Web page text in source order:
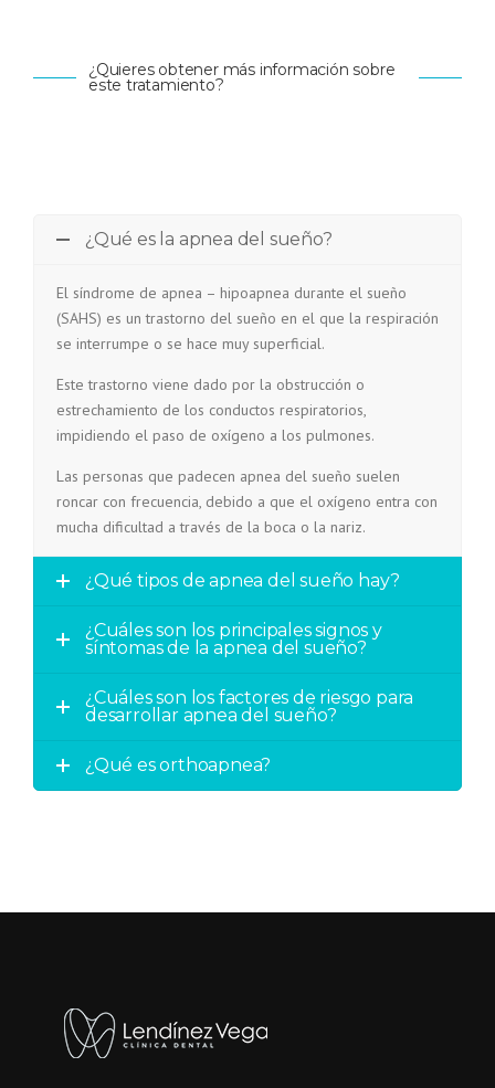
¿Quieres obtener más información sobre
este tratamiento?
¿Qué es la apnea del sueño?
El síndrome de apnea – hipoapnea durante el sueño
(SAHS) es un trastorno del sueño en el que la respiración
se interrumpe o se hace muy superficial.
Este trastorno viene dado por la obstrucción o
estrechamiento de los conductos respiratorios,
impidiendo el paso de oxígeno a los pulmones.
Las personas que padecen apnea del sueño suelen
roncar con frecuencia, debido a que el oxígeno entra con
mucha dificultad a través de la boca o la nariz.
¿Qué tipos de apnea del sueño hay?
¿Cuáles son los principales signos y
síntomas de la apnea del sueño?
¿Cuáles son los factores de riesgo para
desarrollar apnea del sueño?
¿Qué es orthoapnea?